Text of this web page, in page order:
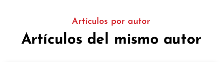
Artículos por autor
Artículos del mismo autor